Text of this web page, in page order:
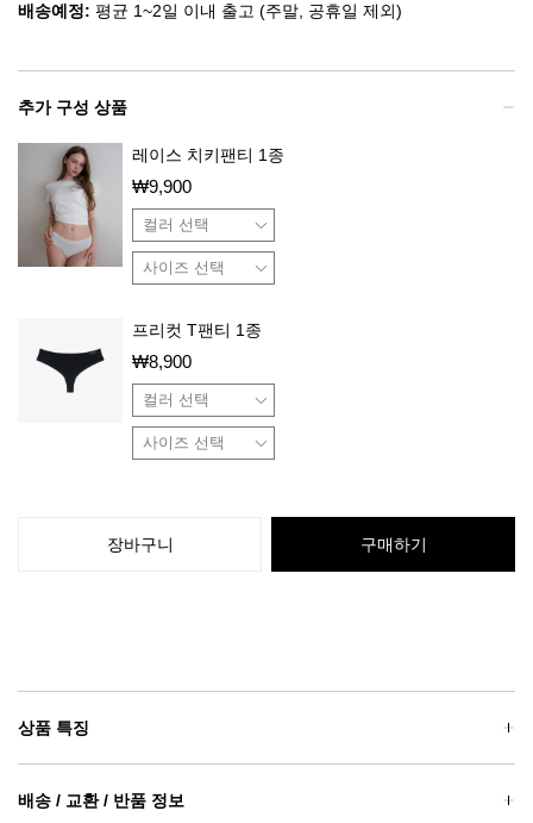
배송예정: 평균 1~2일 이내 출고 (주말, 공휴일 제외)
추가 구성 상품
레이스 치키팬티 1종
₩9,900
프리컷 T팬티 1종
₩8,900
장바구니 구매하기
상품 특징
배송 / 교환 / 반품 정보